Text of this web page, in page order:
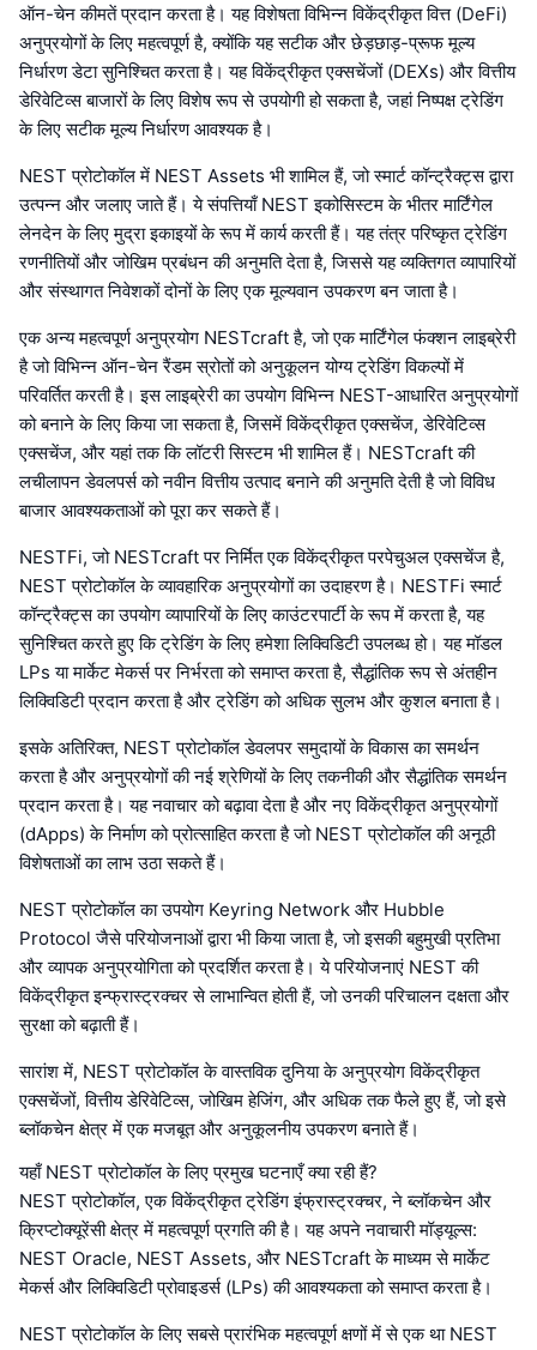
ऑन-चेन कीमतें प्रदान करता है। यह विशेषता विभिन्न विकेंद्रीकृत वित्त (DeFi)
अनुप्रयोगों के लिए महत्वपूर्ण है, क्योंकि यह सटीक और छेड़छाड़-प्रूफ मूल्य
निर्धारण डेटा सुनिश्चित करता है। यह विकेंद्रीकृत एक्सचेंजों (DEXs) और वित्तीय
डेरिवेटिव्स बाजारों के लिए विशेष रूप से उपयोगी हो सकता है, जहां निष्पक्ष ट्रेडिंग
के लिए सटीक मूल्य निर्धारण आवश्यक है।
NEST प्रोटोकॉल में NEST Assets भी शामिल हैं, जो स्मार्ट कॉन्ट्रैक्ट्स द्वारा
उत्पन्न और जलाए जाते हैं। ये संपत्तियाँ NEST इकोसिस्टम के भीतर मार्टिंगेल
लेनदेन के लिए मुद्रा इकाइयों के रूप में कार्य करती हैं। यह तंत्र परिष्कृत ट्रेडिंग
रणनीतियों और जोखिम प्रबंधन की अनुमति देता है, जिससे यह व्यक्तिगत व्यापारियों
और संस्थागत निवेशकों दोनों के लिए एक मूल्यवान उपकरण बन जाता है।
एक अन्य महत्वपूर्ण अनुप्रयोग NESTcraft है, जो एक मार्टिंगेल फंक्शन लाइब्रेरी
है जो विभिन्न ऑन-चेन रैंडम स्रोतों को अनुकूलन योग्य ट्रेडिंग विकल्पों में
परिवर्तित करती है। इस लाइब्रेरी का उपयोग विभिन्न NEST-आधारित अनुप्रयोगों
को बनाने के लिए किया जा सकता है, जिसमें विकेंद्रीकृत एक्सचेंज, डेरिवेटिव्स
एक्सचेंज, और यहां तक कि लॉटरी सिस्टम भी शामिल हैं। NESTcraft की
लचीलापन डेवलपर्स को नवीन वित्तीय उत्पाद बनाने की अनुमति देती है जो विविध
बाजार आवश्यकताओं को पूरा कर सकते हैं।
NESTFi, जो NESTcraft पर निर्मित एक विकेंद्रीकृत परपेचुअल एक्सचेंज है,
NEST प्रोटोकॉल के व्यावहारिक अनुप्रयोगों का उदाहरण है। NESTFi स्मार्ट
कॉन्ट्रैक्ट्स का उपयोग व्यापारियों के लिए काउंटरपार्टी के रूप में करता है, यह
सुनिश्चित करते हुए कि ट्रेडिंग के लिए हमेशा लिक्विडिटी उपलब्ध हो। यह मॉडल
LPs या मार्केट मेकर्स पर निर्भरता को समाप्त करता है, सैद्धांतिक रूप से अंतहीन
लिक्विडिटी प्रदान करता है और ट्रेडिंग को अधिक सुलभ और कुशल बनाता है।
इसके अतिरिक्त, NEST प्रोटोकॉल डेवलपर समुदायों के विकास का समर्थन
करता है और अनुप्रयोगों की नई श्रेणियों के लिए तकनीकी और सैद्धांतिक समर्थन
प्रदान करता है। यह नवाचार को बढ़ावा देता है और नए विकेंद्रीकृत अनुप्रयोगों
(dApps) के निर्माण को प्रोत्साहित करता है जो NEST प्रोटोकॉल की अनूठी
विशेषताओं का लाभ उठा सकते हैं।
NEST प्रोटोकॉल का उपयोग Keyring Network और Hubble
Protocol जैसे परियोजनाओं द्वारा भी किया जाता है, जो इसकी बहुमुखी प्रतिभा
और व्यापक अनुप्रयोगिता को प्रदर्शित करता है। ये परियोजनाएं NEST की
विकेंद्रीकृत इन्फ्रास्ट्रक्चर से लाभान्वित होती हैं, जो उनकी परिचालन दक्षता और
सुरक्षा को बढ़ाती हैं।
सारांश में, NEST प्रोटोकॉल के वास्तविक दुनिया के अनुप्रयोग विकेंद्रीकृत
एक्सचेंजों, वित्तीय डेरिवेटिव्स, जोखिम हेजिंग, और अधिक तक फैले हुए हैं, जो इसे
ब्लॉकचेन क्षेत्र में एक मजबूत और अनुकूलनीय उपकरण बनाते हैं।
यहाँ NEST प्रोटोकॉल के लिए प्रमुख घटनाएँ क्या रही हैं?
NEST प्रोटोकॉल, एक विकेंद्रीकृत ट्रेडिंग इंफ्रास्ट्रक्चर, ने ब्लॉकचेन और
क्रिप्टोक्यूरेंसी क्षेत्र में महत्वपूर्ण प्रगति की है। यह अपने नवाचारी मॉड्यूल्स:
NEST Oracle, NEST Assets, और NESTcraft के माध्यम से मार्केट
मेकर्स और लिक्विडिटी प्रोवाइडर्स (LPs) की आवश्यकता को समाप्त करता है।
NEST प्रोटोकॉल के लिए सबसे प्रारंभिक महत्वपूर्ण क्षणों में से एक था NEST